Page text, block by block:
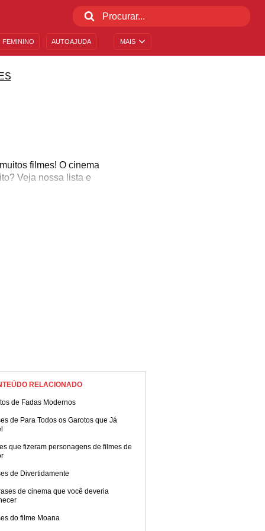
MAIS
FEMININO AUTOAJUDA
filmes! O cinema
Veja nossa lista e
RELACIONADO
de Fadas Modernos
de Para Todos os Garotos que Já
que fizeram personagens de filmes de
de Divertidamente
de cinema que você deveria
do filme Moana